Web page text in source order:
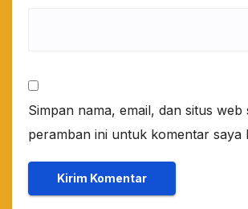
Simpan nama, email, dan situs web
peramban ini untuk komentar saya